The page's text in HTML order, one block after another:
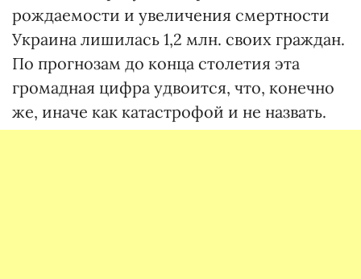
рождаемости и увеличения смертности
Украина лишилась 1,2 млн. своих граждан.
По прогнозам до конца столетия эта
громадная цифра удвоится, что, конечно
же, иначе как катастрофой и не назвать.